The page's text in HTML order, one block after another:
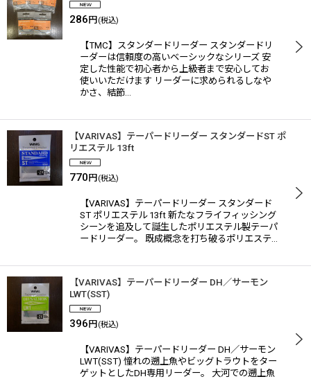
286 円 (税込)
【TMC】スタンダードリーダー スタンダードリ
ーダーは信頼度の高いベーシックなシリーズ 安
定した性能で初心者から上級者まで安心してお
使いいただけます リーダーに求められるしなや
かさ、結節…
【VARIVAS】テーパードリーダー スタンダードST ポ
リエステル 13ft
770 円 (税込)
【VARIVAS】テーパードリーダー スタンダード
ST ポリエステル 13ft 新たなフライフィッシング
シーンを追及して誕生したポリエステル製テーパ
ードリーダー。 既成概念を打ち破るポリエステ…
【VARIVAS】テーパードリーダー DH／サーモン
LWT(SST)
396 円 (税込)
【VARIVAS】テーパードリーダー DH／サーモン
LWT(SST) 憧れの遡上魚やビッグトラウトをター
ゲットとしたDH専用リーダー。 大河での遡上魚